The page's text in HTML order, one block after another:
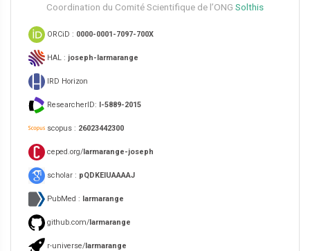
Coordination du Comité Scientifique de l’ONG Solthis
ORCiD : 0000-0001-7097-700X
HAL : joseph-larmarange
IRD Horizon
ResearcherID: I-5889-2015
scopus : 26023442300
ceped.org/larmarange-joseph
scholar : pQDKEIUAAAAJ
PubMed : larmarange
github.com/larmarange
r-universe/larmarange